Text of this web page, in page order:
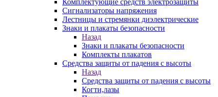
Комплектующие средств электрозащиты
Сигнализаторы напряжения
Лестницы и стремянки диэлектрические
Знаки и плакаты безопасности
Назад
Знаки и плакаты безопасности
Комплекты плакатов
Средства защиты от падения с высоты
Назад
Средства защиты от падения с высоты
Когти,лазы